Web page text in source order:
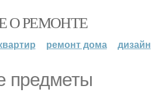
О РЕМОНТЕ
ремонт дома дизайн
предметы